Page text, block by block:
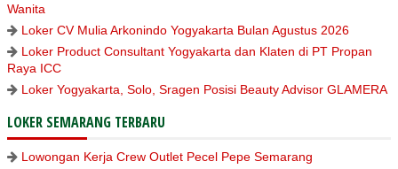
Wanita
Loker CV Mulia Arkonindo Yogyakarta Bulan Agustus 2026
Loker Product Consultant Yogyakarta dan Klaten di PT Propan
Raya ICC
Loker Yogyakarta, Solo, Sragen Posisi Beauty Advisor GLAMERA
LOKER SEMARANG TERBARU
Lowongan Kerja Crew Outlet Pecel Pepe Semarang